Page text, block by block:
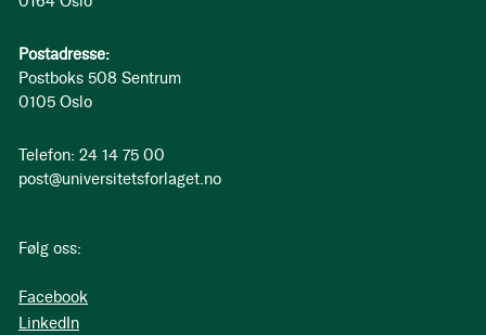
Postadresse:
Postboks 508 Sentrum
0105 Oslo
Telefon: 24 14 75 00
post@universitetsforlaget.no
Følg oss:
Facebook
LinkedIn